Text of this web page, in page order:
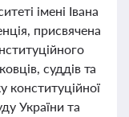
імені Івана
присвячена
суддів та
конституційної
України та